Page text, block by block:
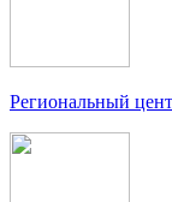
Региональный